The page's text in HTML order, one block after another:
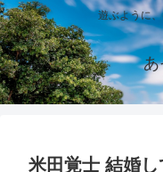
遊ぶように
あ
米田覚士 結婚